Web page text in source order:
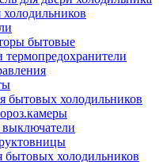
бытовые
термопредохранители
бытовых холодильников
холодильников